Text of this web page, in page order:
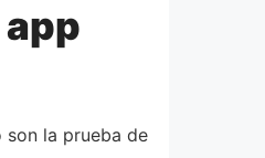
son la prueba de